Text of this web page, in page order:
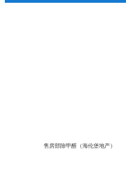
售房部除甲醛（海伦堡地产）